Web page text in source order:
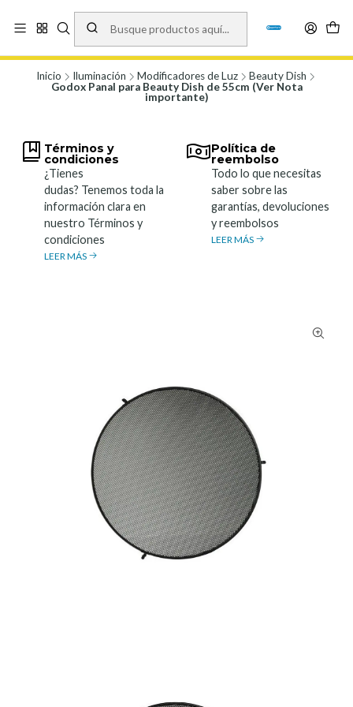
Vísita nuestro local en Los Agustinos 5478, Ñuñoa. Lunes a Viernes 9.30 a
19.00, Sábados 10:00 a 19:00 y Domingos de 10:00 a 17:00
Inicio Iluminación Modificadores de Luz
Beauty Dish
Godox Panal para Beauty Dish de 55cm (Ver Nota
importante)
Términos y
condiciones
¿Tienes
dudas? Tenemos toda la
información clara en
nuestro Términos y
condiciones
LEER MÁS
Política de
reembolso
Todo lo que necesitas
saber sobre las
garantías, devoluciones
y reembolsos
LEER MÁS